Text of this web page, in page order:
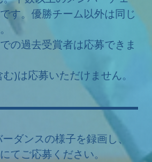
す。優勝チーム以外は同じ
の過去受賞者は応募できま
)は応募いただけません。
ダンスの様子を録画し、
てご応募ください。